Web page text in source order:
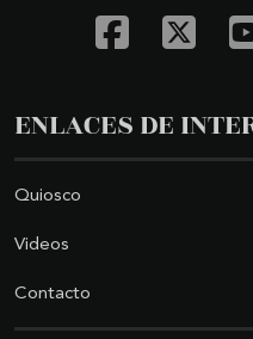
ENLACES DE
Quiosco
Videos
Contacto